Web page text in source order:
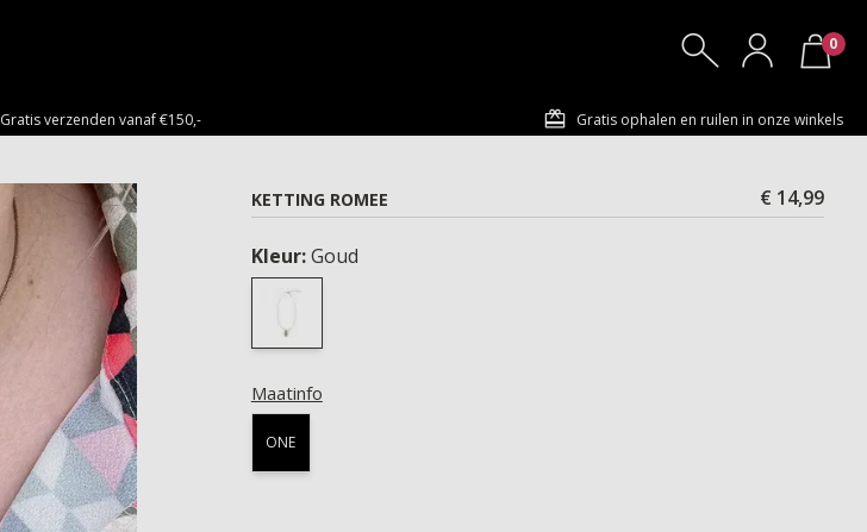
0
Gratis verzenden vanaf €150,- Gratis ophalen en ruilen in onze winkels
KETTING ROMEE
€ 14,99
Kleur:Goud
Maatinfo
ONE